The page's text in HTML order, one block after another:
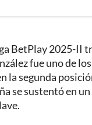
BetPlay 2025-II
fue uno de
la segunda
se sustentó en